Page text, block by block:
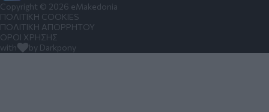
Copyright © 2026 eMakedonia
ΠΟΛΙΤΙΚΗ COOKIES
ΠΟΛΙΤΙΚΗ ΑΠΟΡΡΗΤΟΥ
ΟΡΟΙ ΧΡΗΣΗΣ
with
by Darkpony